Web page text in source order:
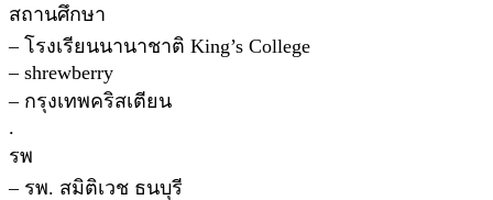
สถานศึกษา
– โรงเรียนนานาชาติ King’s College
– shrewberry
– กรุงเทพคริสเตียน
.
รพ
– รพ. สมิติเวช ธนบุรี